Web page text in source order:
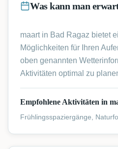
Was kann man
maart in Bad Ragaz bietet
Möglichkeiten für Ihren
oben genannten
Aktivitäten optimal zu
Empfohlene Aktivitäten in
Frühlingsspaziergänge,